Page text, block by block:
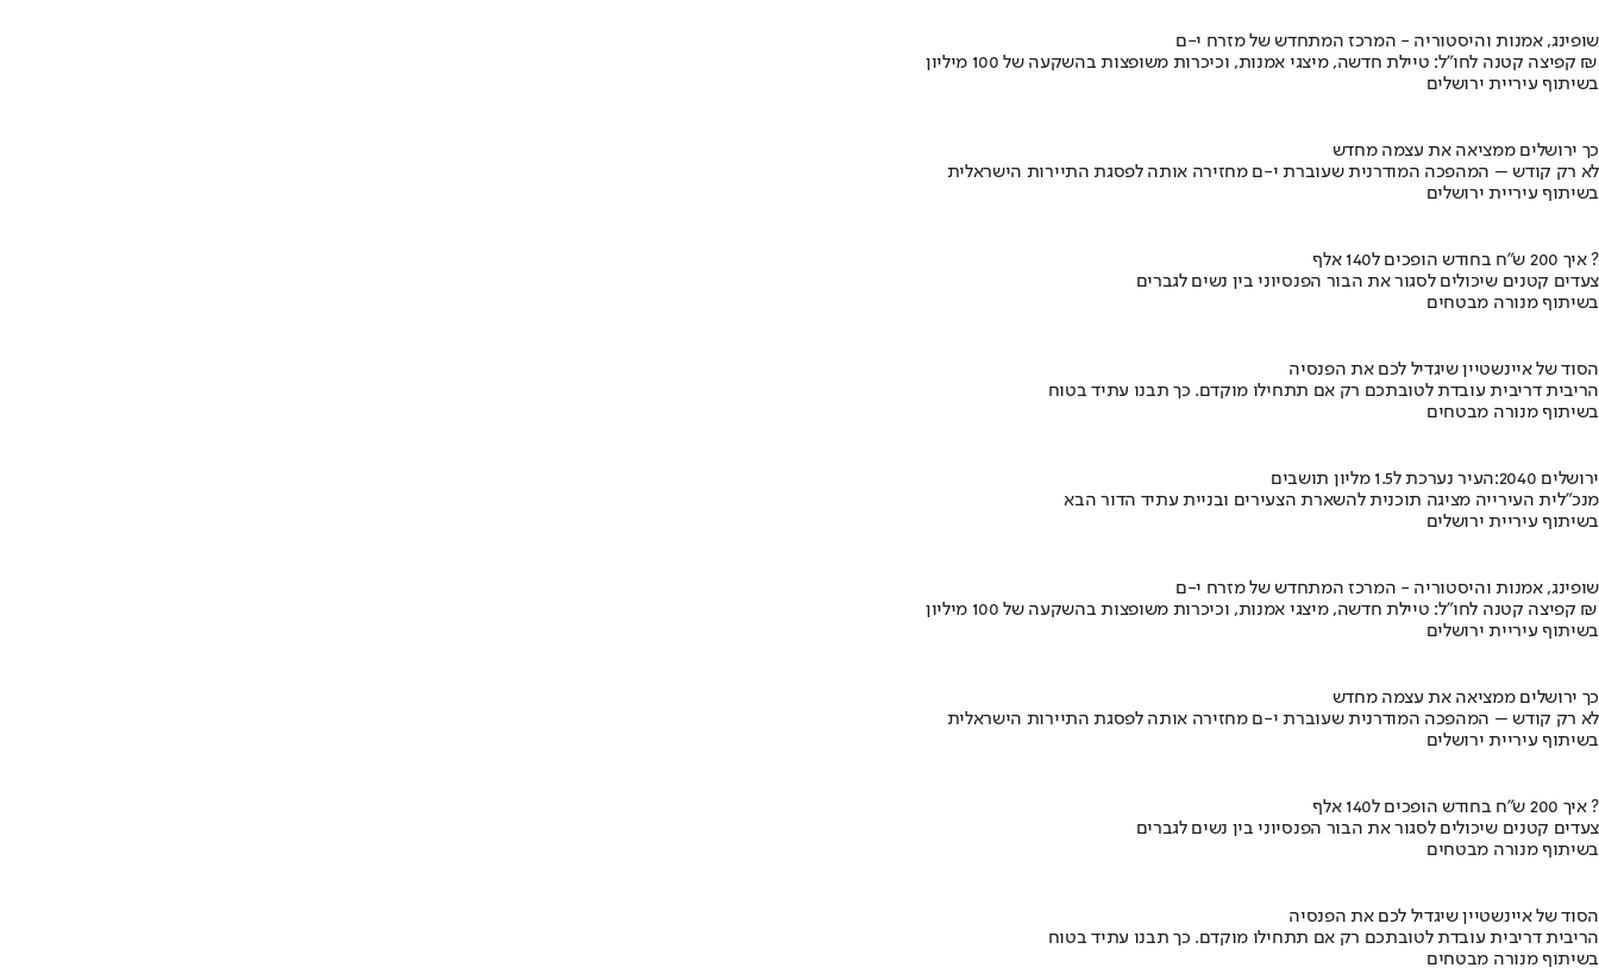
שופינג, אמנות והיסטוריה - המרכז המתחדש של מזרח י-ם
קפיצה קטנה לחו"ל: טיילת חדשה, מיצגי אמנות, וכיכרות משופצות בהשקעה של 100 מיליון ₪
בשיתוף עיריית ירושלים
כך ירושלים ממציאה את עצמה מחדש
לא רק קודש – המהפכה המודרנית שעוברת י-ם מחזירה אותה לפסגת התיירות הישראלית
בשיתוף עיריית ירושלים
איך 200 ש"ח בחודש הופכים ל140 אלף ?
צעדים קטנים שיכולים לסגור את הבור הפנסיוני בין נשים לגברים
בשיתוף מנורה מבטחים
הסוד של איינשטיין שיגדיל לכם את הפנסיה
הריבית דריבית עובדת לטובתכם רק אם תתחילו מוקדם. כך תבנו עתיד בטוח
בשיתוף מנורה מבטחים
ירושלים 2040:העיר נערכת ל1.5 מליון תושבים
מנכ"לית העירייה מציגה תוכנית להשארת הצעירים ובניית עתיד הדור הבא
בשיתוף עיריית ירושלים
שופינג, אמנות והיסטוריה - המרכז המתחדש של מזרח י-ם
קפיצה קטנה לחו"ל: טיילת חדשה, מיצגי אמנות, וכיכרות משופצות בהשקעה של 100 מיליון ₪
בשיתוף עיריית ירושלים
כך ירושלים ממציאה את עצמה מחדש
לא רק קודש – המהפכה המודרנית שעוברת י-ם מחזירה אותה לפסגת התיירות הישראלית
בשיתוף עיריית ירושלים
איך 200 ש"ח בחודש הופכים ל140 אלף ?
צעדים קטנים שיכולים לסגור את הבור הפנסיוני בין נשים לגברים
בשיתוף מנורה מבטחים
הסוד של איינשטיין שיגדיל לכם את הפנסיה
הריבית דריבית עובדת לטובתכם רק אם תתחילו מוקדם. כך תבנו עתיד בטוח
בשיתוף מנורה מבטחים